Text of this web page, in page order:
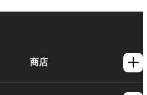
商店